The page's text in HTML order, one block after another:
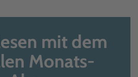
mit dem
Monats-